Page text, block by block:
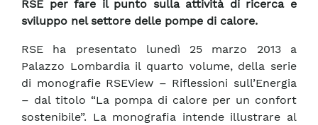
RSE per fare il punto sulla attività di ricerca e
sviluppo nel settore delle pompe di calore.
RSE ha presentato lunedì 25 marzo 2013 a
Palazzo Lombardia il quarto volume, della serie
di monografie RSEView – Riflessioni sull’Energia
– dal titolo “La pompa di calore per un confort
sostenibile”. La monografia intende illustrare al